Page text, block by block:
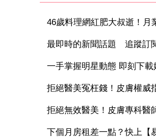
46歲料理網紅肥大叔逝！月
最即時的新聞話題 追蹤訂
一手掌握明星動態 即刻下載
拒絕醫美冤枉錢！皮膚權威
拒絕無效醫美！皮膚專科醫
下個月房租差一點？快上【